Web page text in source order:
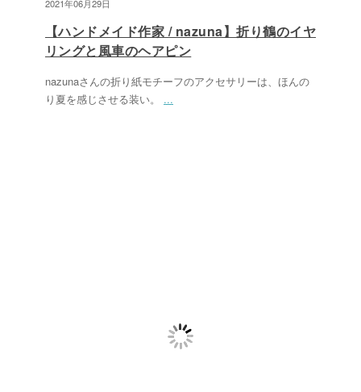
2021年06月29日
【ハンドメイド作家 / nazuna】折り鶴のイヤ
リングと風車のヘアピン
nazunaさんの折り紙モチーフのアクセサリーは、ほんの
り夏を感じさせる装い。 ...